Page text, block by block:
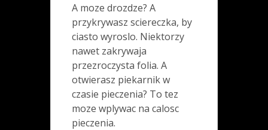
A moze drozdze? A
przykrywasz sciereczka, by
ciasto wyroslo. Niektorzy
nawet zakrywaja
przezroczysta folia. A
otwierasz piekarnik w
czasie pieczenia? To tez
moze wplywac na calosc
pieczenia.